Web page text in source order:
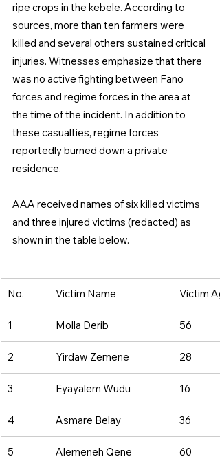
ripe crops in the kebele. According to
sources, more than ten farmers were
killed and several others sustained critical
injuries. Witnesses emphasize that there
was no active fighting between Fano
forces and regime forces in the area at
the time of the incident. In addition to
these casualties, regime forces
reportedly burned down a private
residence.
AAA received names of six killed victims
and three injured victims (redacted) as
shown in the table below.
No. Victim Name Victim
1 Molla Derib 56
2 Yirdaw Zemene 28
3 Eyayalem Wudu 16
4 Asmare Belay 36
5 Alemeneh Qene 60